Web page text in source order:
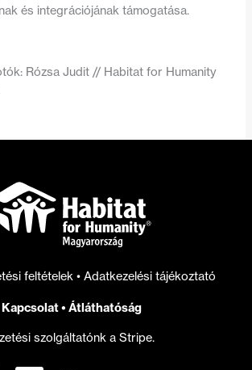
és integrációjának támogatása.
Rózsa Judit // Habitat for Humanity
feltételek • Adatkezelési tájékoztató
Kapcsolat• Átláthatóság
szolgáltatónk a Stripe.